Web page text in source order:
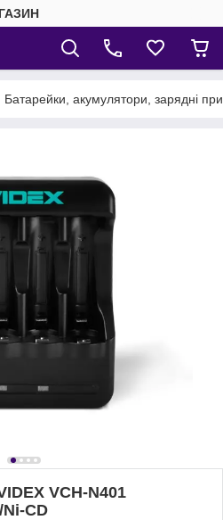
Батарейки, акумулятори, зарядні
VCH-N401
CD